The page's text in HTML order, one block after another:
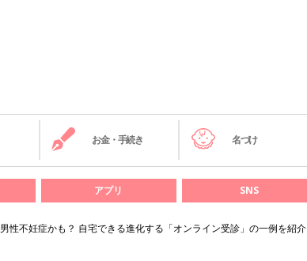
お金・手続き 名づけ
アプリ SNS
男性不妊症かも？ 自宅できる進化する「オンライン受診」の一例を紹介